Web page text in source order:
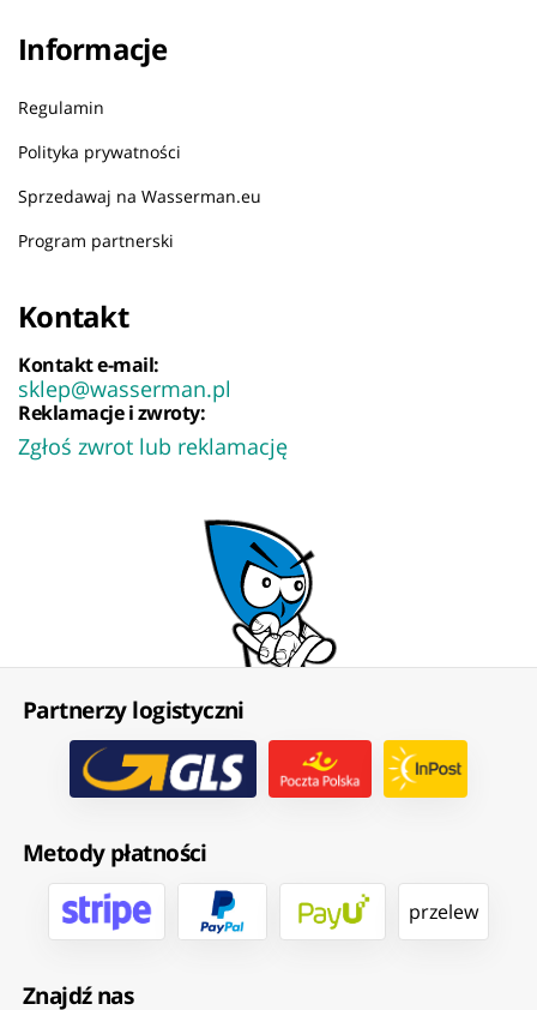
Informacje
Regulamin
Polityka prywatności
Sprzedawaj na Wasserman.eu
Program partnerski
Kontakt
Kontakt e-mail:
sklep@wasserman.pl
Reklamacje i zwroty:
Zgłoś zwrot lub reklamację
Partnerzy logistyczni
Metody płatności
przelew
Znajdź nas